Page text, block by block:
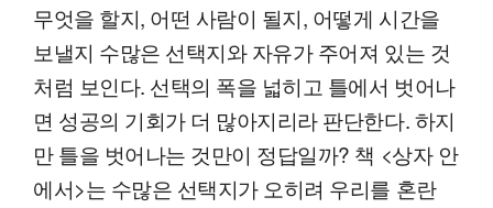
무엇을 할지, 어떤 사람이 될지, 어떻게 시간을
보낼지 수많은 선택지와 자유가 주어져 있는 것
처럼 보인다. 선택의 폭을 넓히고 틀에서 벗어나
면 성공의 기회가 더 많아지리라 판단한다. 하지
만 틀을 벗어나는 것만이 정답일까? 책 <상자 안
에서>는 수많은 선택지가 오히려 우리를 혼란